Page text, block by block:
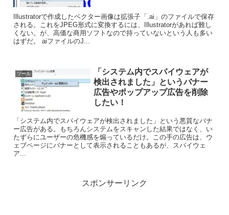
Illustratorで作成したベクター画像は拡張子「.ai」のファイルで保存
される。これをJPEG形式に変換するには、Illustratorがあれば難し
くない。が、高価な商用ソフトなので持っていないという人も多い
はずだ。 aiファイルのJ...
ツール
「システム内でスパイウェアが
検出されました」というバナー
広告やポップアップ広告を削除
したい！
「システム内でスパイウェアが検出されました」という悪質なバナ
ー広告がある。もちろんシステムをスキャンした結果ではなく、い
たずらにユーザーの危機感を煽っているだけ。この手の広告は、ウ
ェブページにバナーとして表示されることもあるが、スパイウェ
ア...
スポンサーリンク